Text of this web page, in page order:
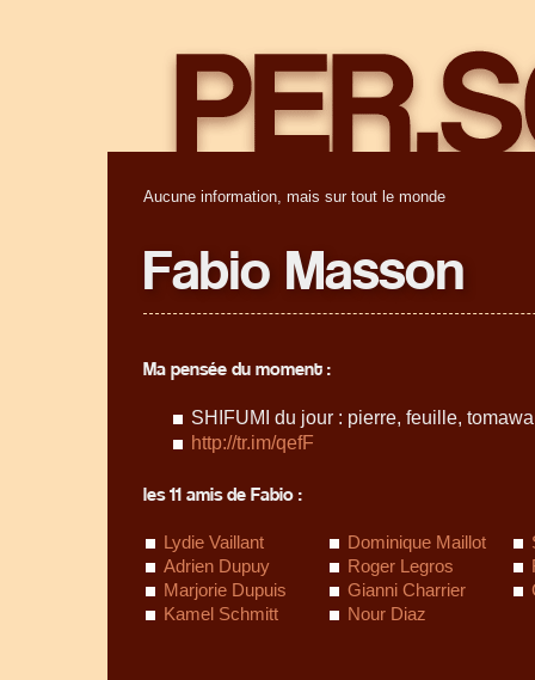
Aucune information, mais sur tout le monde
Fabio Masson
Ma pensée du moment :
SHIFUMI du jour : pierre, feuille,
http://tr.im/qefF
les 11 amis de Fabio :
Lydie Vaillant Dominique Maillot
Adrien Dupuy
Roger Legros
Marjorie Dupuis
Gianni Charrier
Kamel Schmitt
Nour Diaz